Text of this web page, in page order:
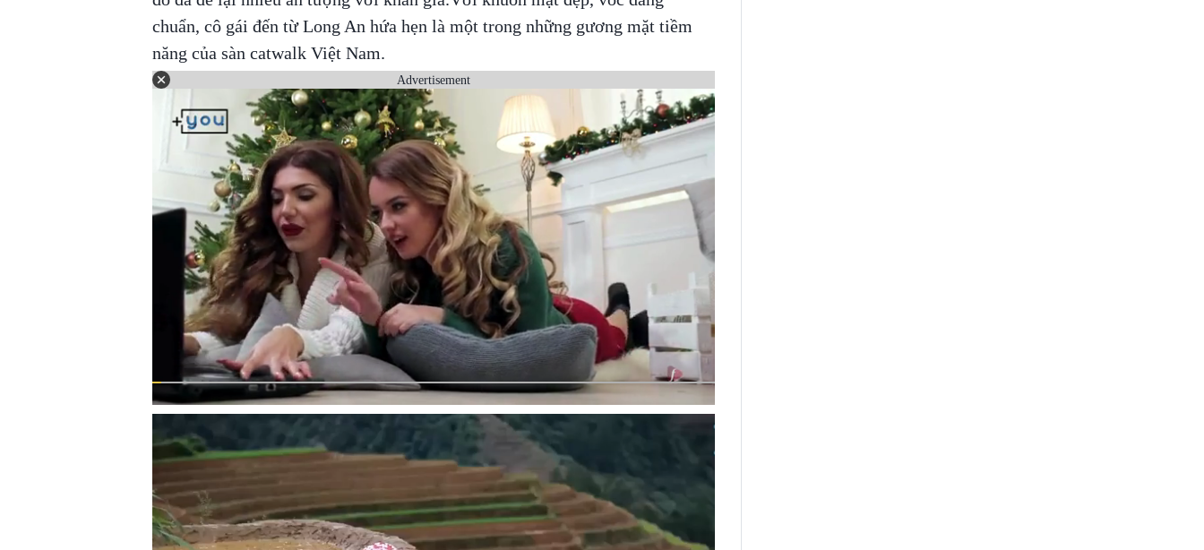
chuẩn, cô gái đến từ Long An hứa hẹn là một trong những gương mặt tiềm
năng của sàn catwalk Việt Nam.
Advertisement